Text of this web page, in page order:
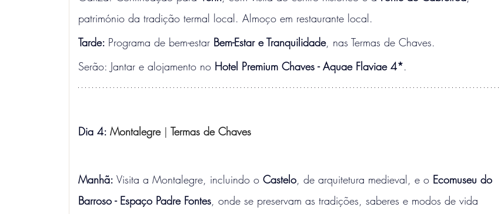
património da tradição termal local. Almoço em restaurante local.
Tarde: Programa de bem-estar Bem-Estar e Tranquilidade, nas Termas de Chaves.
Serão: Jantar e alojamento no Hotel Premium Chaves - Aquae Flaviae 4*.
Dia 4: Montalegre | Termas de Chaves
Manhã: Visita a Montalegre, incluindo o Castelo, de arquitetura medieval, e o Ecomuseu do
Barroso - Espaço Padre Fontes, onde se preservam as tradições, saberes e modos de vida